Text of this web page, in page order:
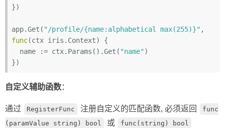
})
app.Get( "/profile/{name:alphabetical max(255)}"
func(ctx iris.Context)
{
  name := ctx.Params().Get(
"name")
自定义辅助函数：
通过 RegisterFunc 注册自定义的匹配函数, 必须返回
func
(paramValue string) bool
或 func(string) bool